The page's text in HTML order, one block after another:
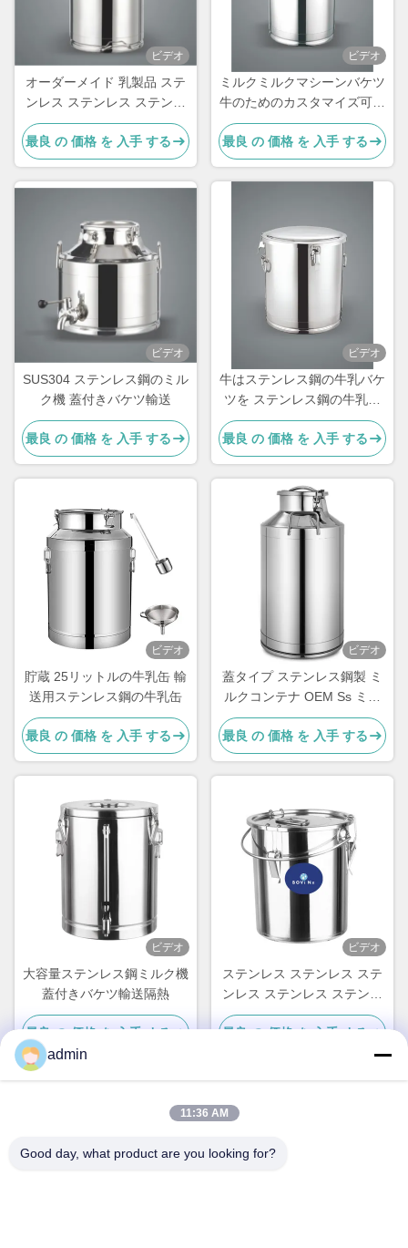
その他の属性
産地 温州 (中国)
ビデオ
オーダーメイド 乳製品 ステ
ンレス ステンレス ステンレ
ス ステンレス ステンレス ス
テンレス ステンレス
最良 の 価格 を 入手 する
ビデオ
ミルクミルクマシーンバケツ
牛のためのカスタマイズ可能
なミルクバケツ
最良 の 価格 を 入手 する
ビデオ
SUS304 ステンレス鋼のミル
ク機 蓋付きバケツ輸送
最良 の 価格 を 入手 する
ビデオ
牛はステンレス鋼の牛乳バケ
ツを ステンレス鋼の牛乳バ
ケツを
最良 の 価格 を 入手 する
ビデオ
貯蔵 25リットルの牛乳缶 輸
送用ステンレス鋼の牛乳缶
最良 の 価格 を 入手 する
ビデオ
蓋タイプ ステンレス鋼製 ミ
ルクコンテナ OEM Ss ミル
クコンテナ 50L
最良 の 価格 を 入手 する
ビデオ
大容量ステンレス鋼ミルク機
蓋付きバケツ輸送隔熱
最良 の 価格 を 入手 する
ビデオ
ステンレス ステンレス ステ
ンレス ステンレス ステンレ
ス ステンレス ステンレス
最良 の 価格 を 入手 する
admin
11:36 AM
Good day, what product are you looking for?